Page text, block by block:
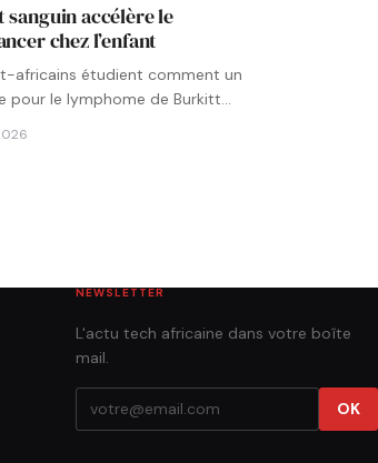
sanguin accélère le
chez l’enfant
africains étudient comment un
pour le lymphome de Burkitt
NEWSLETTER
L'actu tech africaine dans votre boîte
mail.
OK